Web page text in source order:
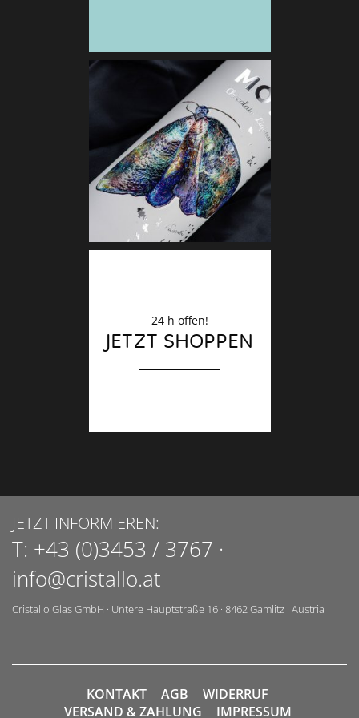
24 h offen!
JETZT SHOPPEN
JETZT INFORMIEREN:
T: +43 (0)3453 / 3767 ·
info@cristallo.at
Cristallo Glas GmbH · Untere Hauptstraße 16 · 8462Gamlitz · Austria
KONTAKT AGB
WIDERRUF
VERSAND & ZAHLUNG
IMPRESSUM